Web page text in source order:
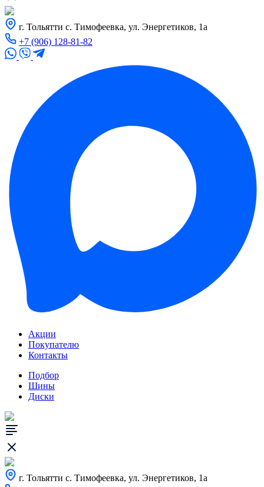
г. Тольятти с. Тимофеевка, ул. Энергетиков, 1а
+7 (906) 128-81-82
Акции
Покупателю
Контакты
Подбор
Шины
Диски
г. Тольятти с. Тимофеевка, ул. Энергетиков, 1а